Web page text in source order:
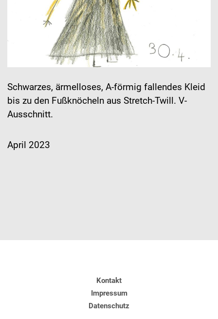
Schwarzes, ärmelloses, A-förmig fallendes Kleid
bis zu den Fußknöcheln aus Stretch-Twill. V-
Ausschnitt.
April 2023
Kontakt
Impressum
Datenschutz